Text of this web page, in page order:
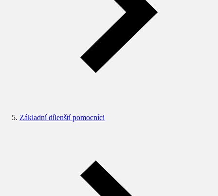
Základní dílenští pomocníci